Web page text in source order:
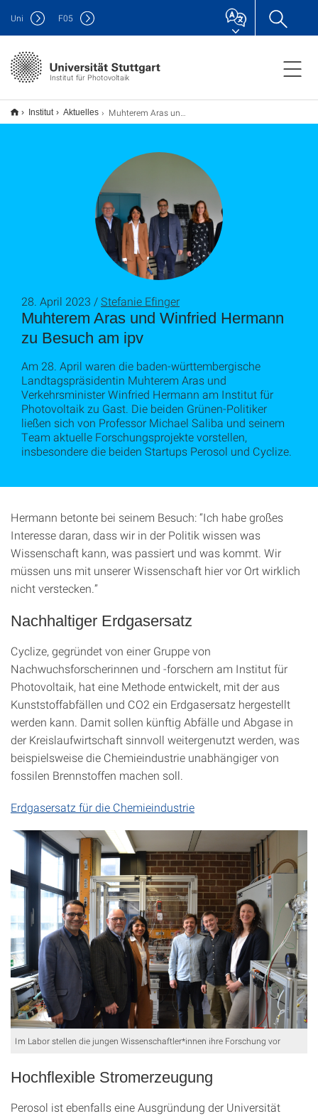
Institut für Photovoltaik
Uni F05
Institut Aktuelles Muhterem Aras und Winfried Hermann zu Besuch am ipv
Muhterem Aras und Winfried Hermann
zu Besuch am ipv
28. April 2023 /Stefanie Efinger
Am 28. April waren die baden-württembergische
Landtagspräsidentin Muhterem Aras und
Verkehrsminister Winfried Hermann am Institut für
Photovoltaik zu Gast. Die beiden Grünen-Politiker
ließen sich von Professor Michael Saliba und seinem
Team aktuelle Forschungsprojekte vorstellen,
insbesondere die beiden Startups Perosol und Cyclize.
Hermann betonte bei seinem Besuch: “Ich habe großes
Interesse daran, dass wir in der Politik wissen was
Wissenschaft kann, was passiert und was kommt. Wir
müssen uns mit unserer Wissenschaft hier vor Ort wirklich
nicht verstecken.”
Nachhaltiger Erdgasersatz
Cyclize, gegründet von einer Gruppe von
Nachwuchsforscherinnen und -forschern am Institut für
Photovoltaik, hat eine Methode entwickelt, mit der aus
Kunststoffabfällen und CO2 ein Erdgasersatz hergestellt
werden kann. Damit sollen künftig Abfälle und Abgase in
der Kreislaufwirtschaft sinnvoll weitergenutzt werden, was
beispielsweise die Chemieindustrie unabhängiger von
fossilen Brennstoffen machen soll.
Erdgasersatz für die Chemieindustrie
Im Labor stellen die jungen Wissenschaftler*innen ihre Forschung vor
Hochflexible Stromerzeugung
Perosol ist ebenfalls eine Ausgründung der Universität